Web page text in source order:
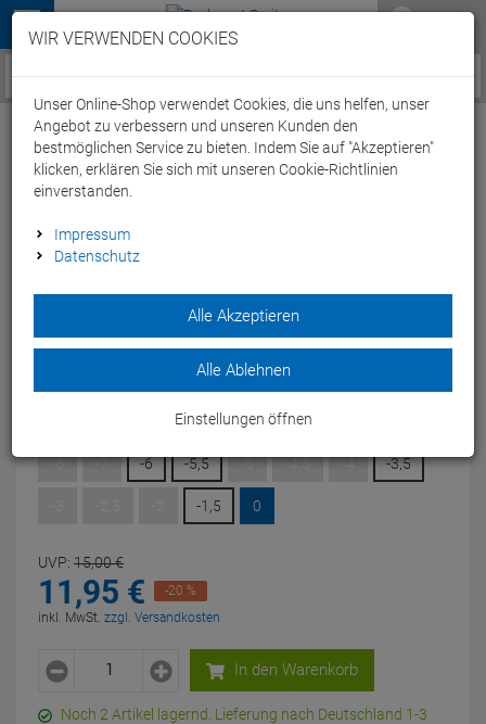
Menü
Service / Hilfe
Speedo Mariner Pro Optical Lens Brillenglas
black/smoke - 0
Bauen Sie sich mit der Mariner Pro Optical Goggle Lens eine
individuelle Schwimmbrille mit Sehstärke.
-8
-7 -6 -5,5 -5 -4,5 -4 -3,5
-1,5 0
UVP: 15,00€
11,95 €
-20 %
inkl. MwSt. zzgl. Versandkosten
In den Warenkorb
Noch 2 Artikel lagernd. Lieferung nach Deutschland 1-3
WIR VERWENDEN COOKIES
Unser Online-Shop verwendet Cookies, die uns helfen, unser
Angebot zu verbessern und unseren Kunden den
bestmöglichen Service zu bieten. Indem Sie auf "Akzeptieren"
klicken, erklären Sie sich mit unseren Cookie-Richtlinien
einverstanden.
Impressum
Datenschutz
Alle Akzeptieren
Alle Ablehnen
Einstellungen öffnen